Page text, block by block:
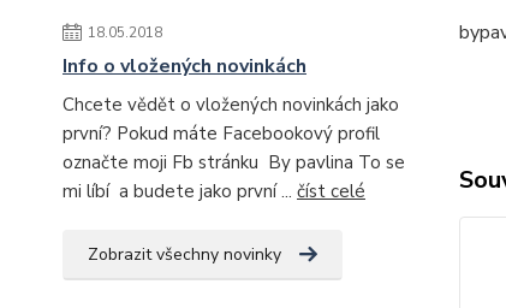
18.05.2018
Info o vložených novinkách
Chcete vědět o vložených novinkách jako
první? Pokud máte Facebookový profil
označte moji Fb stránku By pavlina To se
mi líbí a budete jako první ... číst celé
Zobrazit všechny novinky